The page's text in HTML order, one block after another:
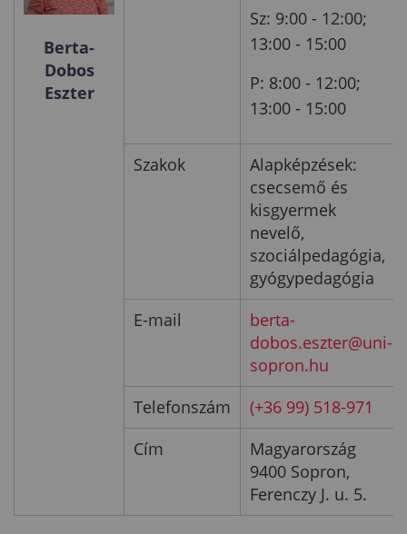
Berta-
Dobos
Eszter
Sz: 9:00 - 12:00;
13:00 - 15:00
P: 8:00 - 12:00;
13:00 - 15:00
Szakok
Alapképzések:
csecsemő és
kisgyermek
nevelő,
szociálpedagógia,
gyógypedagógia
E-mail
berta-
dobos.eszter@uni-
sopron.hu
Telefonszám
(+36 99) 518-971
Cím
Magyarország
9400 Sopron,
Ferenczy J. u. 5.